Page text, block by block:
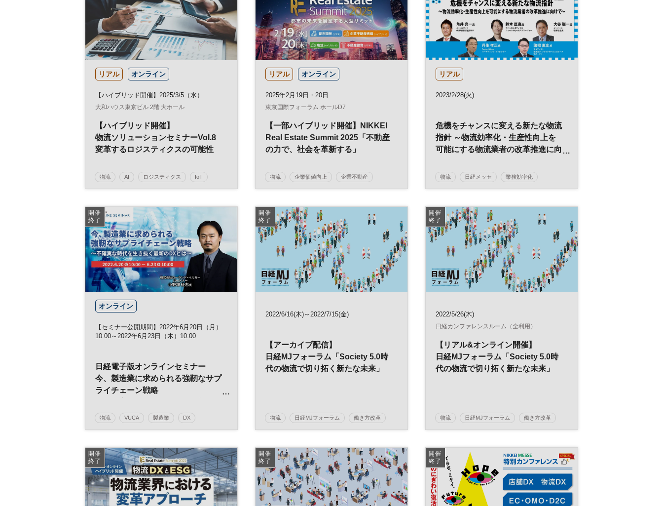
リアル オンライン
【ハイブリッド開催】2025/3/5（水）
大和ハウス東京ビル 2階 大ホール
【ハイブリッド開催】
物流ソリューションセミナーVol.8
変革するロジスティクスの可能性
物流 AI ロジスティクス IoT
リアル オンライン
2025年2月19日・20日
東京国際フォーラム ホールD7
【一部ハイブリッド開催】NIKKEI
Real Estate Summit 2025「不動産
の力で、社会を革新する」
物流 企業価値向上 企業不動産
資産形成 不動産投資
ワークスタイル
リアル
2023/2/28(火)
危機をチャンスに変える新たな物流
指針 ～物流効率化・生産性向上を
可能にする物流業者の改革推進に向
物流 日経メッセ 業務効率化
開催
終了
オンライン
【セミナー公開期間】2022年6月20日（月）
10:00～2022年6月23日（木）10:00
日経電子版オンラインセミナー
今、製造業に求められる強靭なサプ
ライチェーン戦略
DXとは～
物流 VUCA 製造業 DX
開催
終了
2022/6/16(木)～2022/7/15(金)
【アーカイブ配信】
日経MJフォーラム「Society 5.0時
代の物流で切り拓く新たな未来」
物流 日経MJフォーラム 働き方改革
開催
終了
2022/5/26(木)
日経カンファレンスルーム（全利用）
【リアル&オンライン開催】
日経MJフォーラム「Society 5.0時
代の物流で切り拓く新たな未来」
物流 日経MJフォーラム 働き方改革
開催
終了
開催
終了
開催
終了